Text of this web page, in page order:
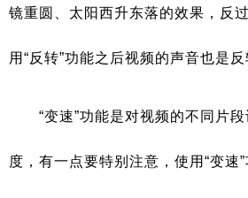
镜重圆、太阳西升东落的效果，反
用“反转”功能之后视频的声音也是反
“变速”功能是对视频的不同片
度，有一点要特别注意，使用“变速